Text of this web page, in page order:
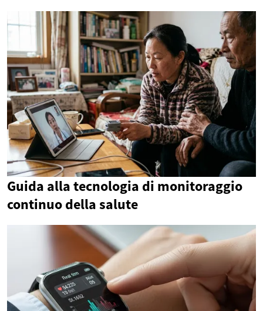
Guida alla tecnologia di monitoraggio
continuo della salute